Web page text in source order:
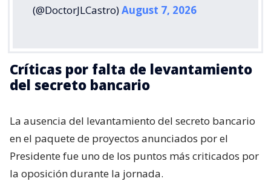
(@DoctorJLCastro)August 7, 2026
Críticas por falta de levantamiento
del secreto bancario
La ausencia del levantamiento del secreto bancario
en el paquete de proyectos anunciados por el
Presidente fue uno de los puntos más criticados por
la oposición durante la jornada.